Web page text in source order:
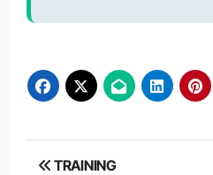
Post
TRAINING